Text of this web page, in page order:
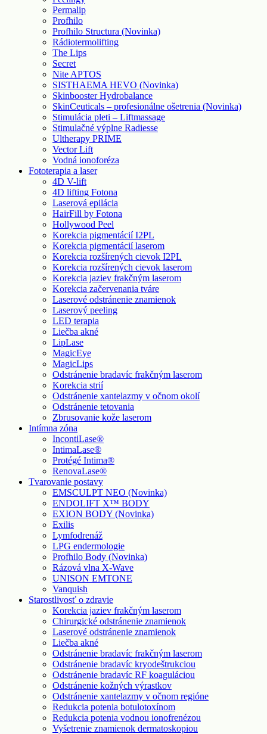
Permalip
Profhilo
Profhilo Structura (Novinka)
Rádiotermolifting
The Lips
Secret
Nite APTOS
SISTHAEMA HEVO (Novinka)
Skinbooster Hydrobalance
SkinCeuticals – profesionálne ošetrenia (Novinka)
Stimulácia pleti – Liftmassage
Stimulačné výplne Radiesse
Ultherapy PRIME
Vector Lift
Vodná ionoforéza
Fototerapia a laser
4D V-lift
4D lifting Fotona
Laserová epilácia
HairFill by Fotona
Hollywood Peel
Korekcia pigmentácií I2PL
Korekcia pigmentácií laserom
Korekcia rozšírených cievok I2PL
Korekcia rozšírených cievok laserom
Korekcia jaziev frakčným laserom
Korekcia začervenania tváre
Laserové odstránenie znamienok
Laserový peeling
LED terapia
Liečba akné
LipLase
MagicEye
MagicLips
Odstránenie bradavíc frakčným laserom
Korekcia strií
Odstránenie xantelazmy v očnom okolí
Odstránenie tetovania
Zbrusovanie kože laserom
Intímna zóna
IncontiLase®
IntimaLase®
Protégé Intima®
RenovaLase®
Tvarovanie postavy
EMSCULPT NEO (Novinka)
ENDOLIFT X™ BODY
EXION BODY (Novinka)
Exilis
Lymfodrenáž
LPG endermologie
Profhilo Body (Novinka)
Rázová vlna X-Wave
UNISON EMTONE
Vanquish
Starostlivosť o zdravie
Korekcia jaziev frakčným laserom
Chirurgické odstránenie znamienok
Laserové odstránenie znamienok
Liečba akné
Odstránenie bradavíc frakčným laserom
Odstránenie bradavíc kryodeštrukciou
Odstránenie bradavíc RF koaguláciou
Odstránenie kožných výrastkov
Odstránenie xantelazmy v očnom regióne
Redukcia potenia botulotoxínom
Redukcia potenia vodnou ionofrenézou
Vyšetrenie znamienok dermatoskopiou